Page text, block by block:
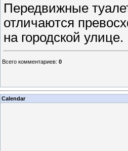
Передвижные
отличаются
на городской улице.
Всего комментариев: 0
Calendar